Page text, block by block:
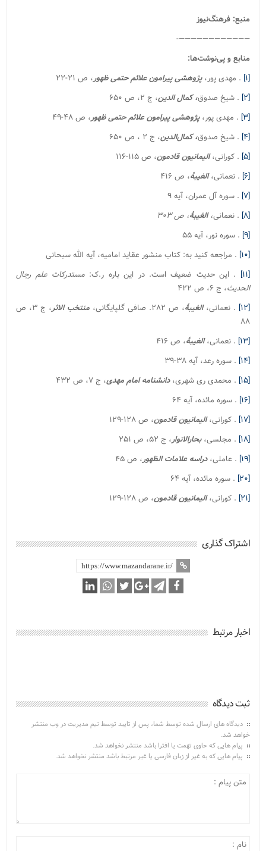
منبع: فرهنگ‌نیوز
————————————-
منابع و پی‌نوشت‌ها:
[۱]
. مهدی پور،پژوهشی پیرامون علائم حتمی ظهور، ص ۲۱-۲۲
[۲]
. شیخ صدوق، کمال الدین، ج ۲، ص ۶۵۰
[۳]
. مهدی پور،پژوهشی پیرامون علائم حتمی ظهور، ص ۴۸-۴۹
[۴]
. شیخ صدوق، کمال‌الدین، ج ۲ ، ص ۶۵۰
[۵]
. کورانی،الیمانیون قادمون، ص ۱۱۵-۱۱۶
[۶]
. نعمانی،الغیبۀ، ص ۴۱۶
[۷]
. سوره آل عمران، آیه ۹
[۸]
. نعمانی،الغیبۀ، ص ۳۰۳
[۹]
. سوره نور، آیه ۵۵
[۱۰]
. مراجعه کنید به: کتاب منشور عقاید امامیه، آیه الله سبحانی
[۱۱]
. این حدیث ضعیف است. در این باره ر.ک:مستدرکات علم رجال
الحدیث، ج ۶، ص ۴۲۲
[۱۲]
. نعمانی،الغیبۀ، ص ۲۸۲. صافی گلپایگانی، منتخب الاثر
، ج ۳، ص
۸۸
[۱۳]
. نعمانی،الغیبۀ، ص ۴۱۶
[۱۴]
. سوره رعد، آیه ۳۸-۳۹
[۱۵]
. محمدی ری شهری،دانشنامه امام مهدی، ج ۷، ص ۴۳۲
[۱۶]
. سوره مائده، آیه ۶۴
[۱۷]
. کورانی،الیمانیون قادمون، ص ۱۲۸-۱۲۹
[۱۸]
. مجلسی،بحارالانوار، ج ۵۲، ص ۲۵۱
[۱۹]
. عاملی،دراسه علامات الظهور، ص ۴۵
[۲۰]
. سوره مائده، آیه ۶۴
[۲۱]
. کورانی،الیمانیون قادمون، ص ۱۲۸-۱۲۹
اشتراک گذاری
اخبار مرتبط
ثبت دیدگاه
دیدگاه های ارسال شده توسط شما، پس از تایید توسط تیم مدیریت در وب منتشر
خواهد شد.
پیام هایی که حاوی تهمت یا افترا باشد منتشر نخواهد شد.
پیام هایی که به غیر از زبان فارسی یا غیر مرتبط باشد منتشر نخواهد شد.